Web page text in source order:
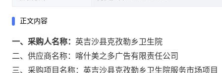
正文内容
一、采购人名称： 英吉沙县克孜勒乡卫生院
二、供应商名称：
喀什美之多广告有限责任公司
三、采购项目名称： 英吉沙县克孜勒乡卫生院服务市场项目